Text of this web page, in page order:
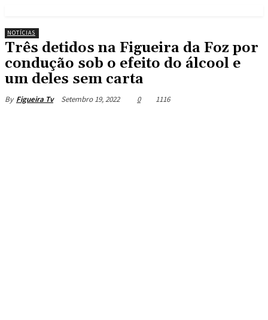
NOTÍCIAS
Três detidos na Figueira da Foz por
condução sob o efeito do álcool e
um deles sem carta
By Figueira Tv Setembro 19, 2022 0 1116